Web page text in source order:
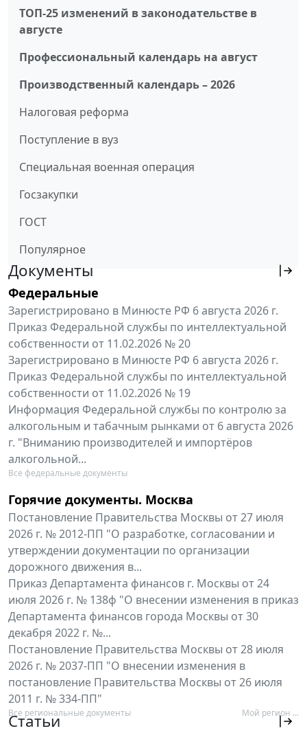
ТОП-25 изменений в законодательстве в
августе
Профессиональный календарь на август
Производственный календарь – 2026
Налоговая реформа
Поступление в вуз
Специальная военная операция
Госзакупки
ГОСТ
Популярное
Документы
Федеральные
Зарегистрировано в Минюсте РФ 6 августа 2026 г.
Приказ Федеральной службы по интеллектуальной
собственности от 11.02.2026 № 20
Зарегистрировано в Минюсте РФ 6 августа 2026 г.
Приказ Федеральной службы по интеллектуальной
собственности от 11.02.2026 № 19
Информация Федеральной службы по контролю за
алкогольным и табачным рынками от 6 августа 2026
г. "Вниманию производителей и импортёров
алкогольной...
Все федеральные документы
Горячие документы. Москва
Постановление Правительства Москвы от 27 июля
2026 г. № 2012-ПП "О разработке, согласовании и
утверждении документации по организации
дорожного движения в...
Приказ Департамента финансов г. Москвы от 24
июля 2026 г. № 138ф "О внесении изменения в приказ
Департамента финансов города Москвы от 30
декабря 2022 г. №...
Постановление Правительства Москвы от 28 июля
2026 г. № 2037-ПП "О внесении изменения в
постановление Правительства Москвы от 26 июля
2011 г. № 334-ПП"
Все региональные документы Мой регион ...
Статьи